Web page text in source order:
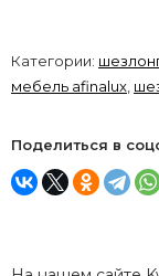
Категории:
мебель afinalux,
Поделиться в